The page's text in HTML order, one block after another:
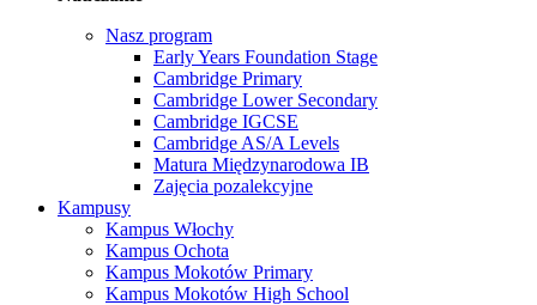
Nasz program
Early Years Foundation Stage
Cambridge Primary
Cambridge Lower Secondary
Cambridge IGCSE
Cambridge AS/A Levels
Matura Międzynarodowa IB
Zajęcia pozalekcyjne
Kampusy
Kampus Włochy
Kampus Ochota
Kampus Mokotów Primary
Kampus Mokotów High School